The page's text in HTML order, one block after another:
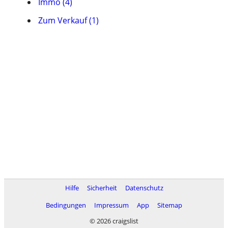
Zum Verkauf (1)
Hilfe Sicherheit
Datenschutz
Bedingungen
Impressum App
Sitemap
© 2026 craigslist